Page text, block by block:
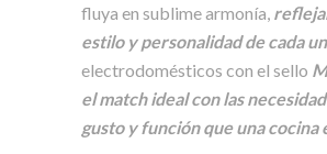
fluya en sublime armonía,
estilo y personalidad de cada
electrodomésticos con el sello
el match ideal con las
gusto y función que una cocina